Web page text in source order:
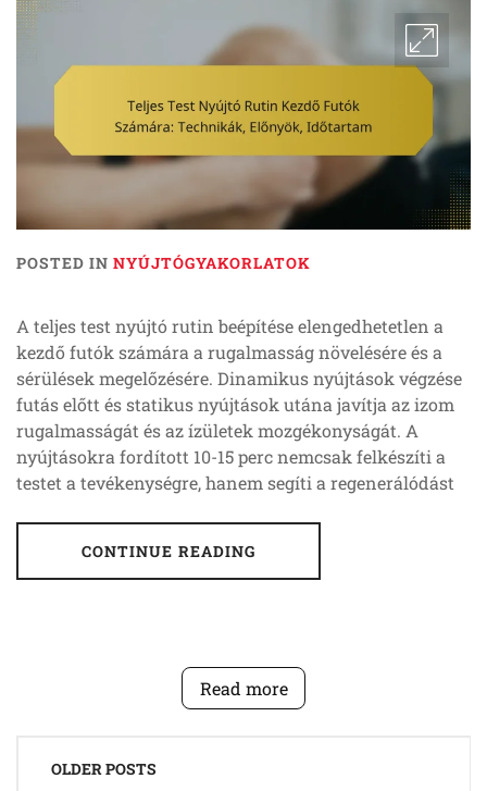
POSTED IN NYÚJTÓGYAKORLATOK
A teljes test nyújtó rutin beépítése elengedhetetlen a
kezdő futók számára a rugalmasság növelésére és a
sérülések megelőzésére. Dinamikus nyújtások végzése
futás előtt és statikus nyújtások utána javítja az izom
rugalmasságát és az ízületek mozgékonyságát. A
nyújtásokra fordított 10-15 perc nemcsak felkészíti a
testet a tevékenységre, hanem segíti a regenerálódást
CONTINUE READING
Read more
navigation
OLDER POSTS